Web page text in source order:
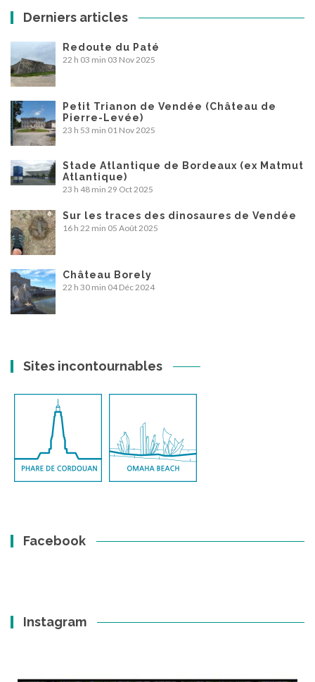
Derniers articles
Redoute du Paté
22 h 03 min 03 Nov 2025
Petit Trianon de Vendée (Château de
Pierre-Levée)
23 h 53 min 01 Nov 2025
Stade Atlantique de Bordeaux (ex Matmut
Atlantique)
23 h 48 min 29 Oct 2025
Sur les traces des dinosaures de Vendée
16 h 22 min 05 Août 2025
Château Borely
22 h 30 min 04 Déc 2024
Sites incontournables
Facebook
Instagram